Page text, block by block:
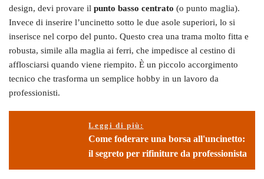
design, devi provare il punto basso centrato (o punto maglia).
Invece di inserire l’uncinetto sotto le due asole superiori, lo si
inserisce nel corpo del punto. Questo crea una trama molto fitta e
robusta, simile alla maglia ai ferri, che impedisce al cestino di
afflosciarsi quando viene riempito. È un piccolo accorgimento
tecnico che trasforma un semplice hobby in un lavoro da
professionisti.
Leggi di più:
Come foderare una borsa all'uncinetto:
il segreto per rifiniture da professionista